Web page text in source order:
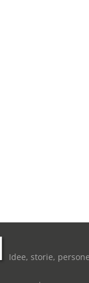
Idee, storie,